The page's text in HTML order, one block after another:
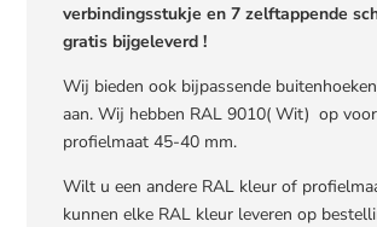
verbindingsstukje en 7 zelftappende
gratis bijgeleverd !
Wij bieden ook bijpassende
aan. Wij hebben RAL 9010( Wit) op
profielmaat 45-40 mm.
Wilt u een andere RAL kleur of
kunnen elke RAL kleur leveren op